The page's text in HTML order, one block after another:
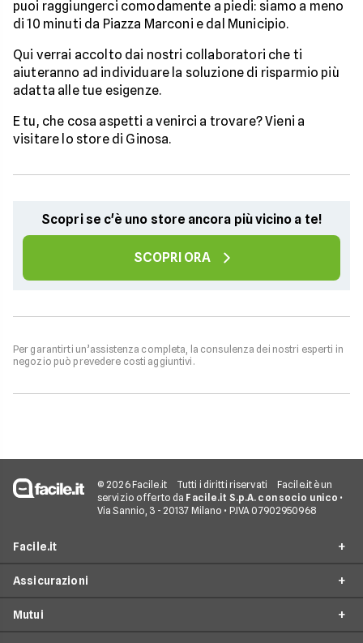
puoi raggiungerci comodamente a piedi: siamo a meno
di 10 minuti da Piazza Marconi e dal Municipio.
Qui verrai accolto dai nostri collaboratori che ti
aiuteranno ad individuare la soluzione di risparmio più
adatta alle tue esigenze.
E tu, che cosa aspetti a venirci a trovare? Vieni a
visitare lo store di Ginosa.
Scopri se c'è uno store ancora più vicino a te!
SCOPRI ORA
Per garantirti un’assistenza completa, la consulenza dei nostri esperti in
negozio può prevedere costi aggiuntivi.
© 2026 Facile.it Tutti i diritti riservati
Facile.it è un
servizio offerto da Facile.it S.p.A. con socio unico •
Via Sannio, 3 - 20137 Milano • P.IVA 07902950968
Facile.it
Perché scegliere Facile.it
Assicurazioni
Mutui